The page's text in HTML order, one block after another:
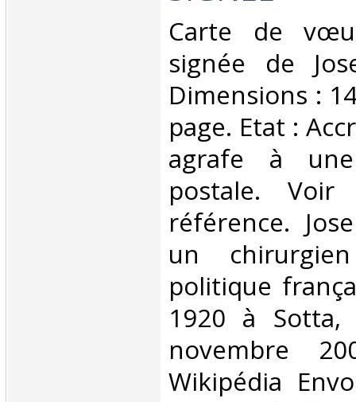
‎Carte de
signée de
Dimensions :
page. Etat :
agrafe à
postale.
référence.
un
politique
1920 à
novembre
Wikipédia